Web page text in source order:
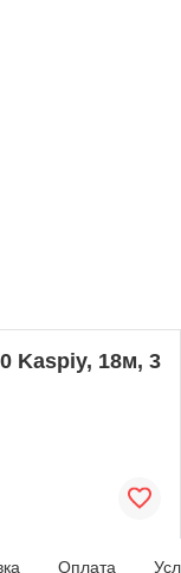
Kaspiy, 18м, 3
Оплата